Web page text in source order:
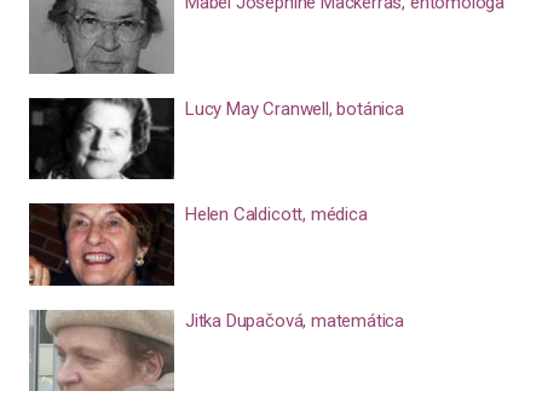
Lucy May Cranwell, botánica
Helen Caldicott, médica
Jitka Dupačová, matemática